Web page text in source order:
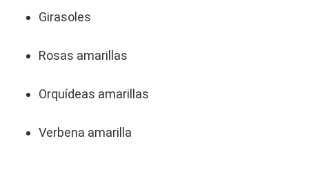
Girasoles
Rosas amarillas
Orquídeas amarillas
Verbena amarilla